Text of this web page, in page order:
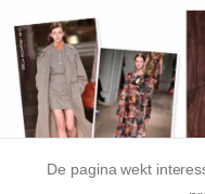
De pagina wekt